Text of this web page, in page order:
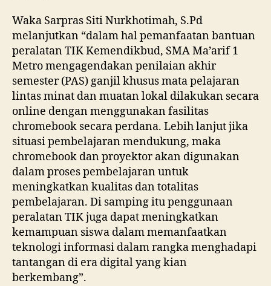
Waka Sarpras Siti Nurkhotimah, S.Pd
melanjutkan “dalam hal pemanfaatan bantuan
peralatan TIK Kemendikbud, SMA Ma’arif 1
Metro mengagendakan penilaian akhir
semester (PAS) ganjil khusus mata pelajaran
lintas minat dan muatan lokal dilakukan secara
online dengan menggunakan fasilitas
chromebook secara perdana. Lebih lanjut jika
situasi pembelajaran mendukung, maka
chromebook dan proyektor akan digunakan
dalam proses pembelajaran untuk
meningkatkan kualitas dan totalitas
pembelajaran. Di samping itu penggunaan
peralatan TIK juga dapat meningkatkan
kemampuan siswa dalam memanfaatkan
teknologi informasi dalam rangka menghadapi
tantangan di era digital yang kian
berkembang”.